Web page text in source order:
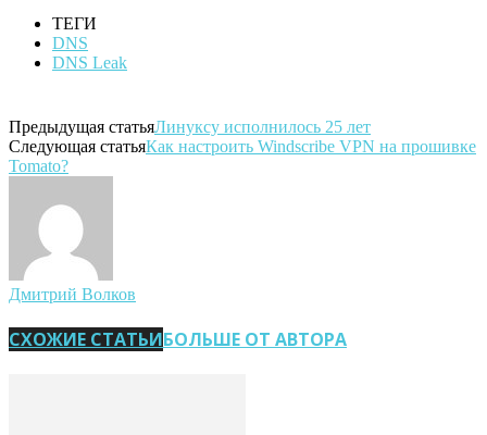
ТЕГИ
DNS
DNS Leak
Предыдущая статьяЛинуксу исполнилось 25 лет
Следующая статьяКак настроить Windscribe VPN на прошивке
Tomato?
Дмитрий Волков
СХОЖИЕ СТАТЬИБОЛЬШЕ ОТ АВТОРА